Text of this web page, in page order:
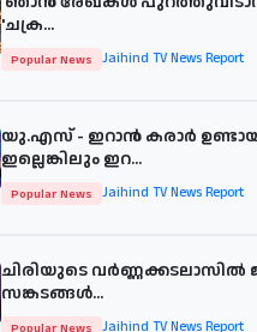
'ചക്ര...
Popular News Jaihind TV News Report
യു.എസ് - ഇറാൻ കരാർ
ഇല്ലെങ്കിലും ഇറ...
Popular News Jaihind TV News Report
ചിരിയുടെ വര്‍ണ്ണക്കടലാസില്‍
സങ്കടങ്ങള്‍...
Popular News Jaihind TV News Report